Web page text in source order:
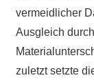
vermeidlicher
Ausgleich
zuletzt setzte